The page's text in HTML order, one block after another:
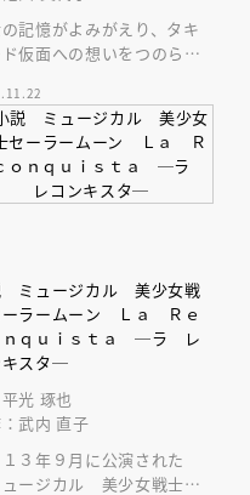
記憶がよみがえり、タキ
仮面への想いをつのらせ
に、悪の手先があらわれ
。
ミュージカル 美少女戦
ーラームーン Ｌａ Ｒｅ
ｎｑｕｉｓｔａ ─ラ レ
キスタ─
光 琢也
武内 直子
１３年９月に公演された
ュージカル 美少女戦士セ